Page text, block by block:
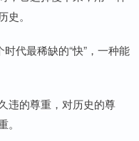
。
代最稀缺的“快”，一种能
违的尊重，对历史的尊